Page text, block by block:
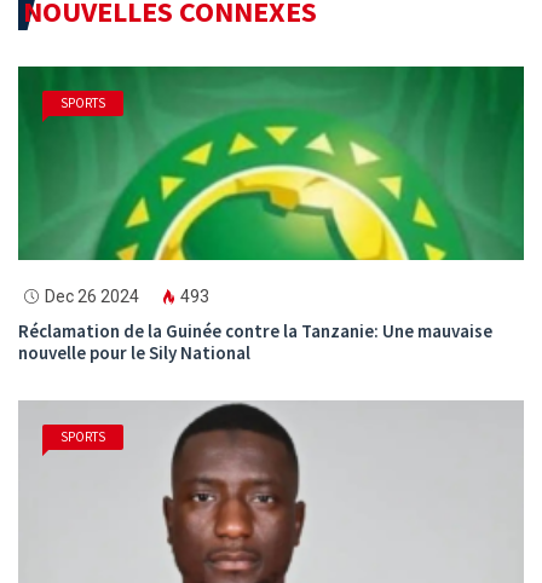
NOUVELLES CONNEXES
SPORTS
Dec 26 2024 493
Réclamation de la Guinée contre la Tanzanie: Une mauvaise
nouvelle pour le Sily National
SPORTS